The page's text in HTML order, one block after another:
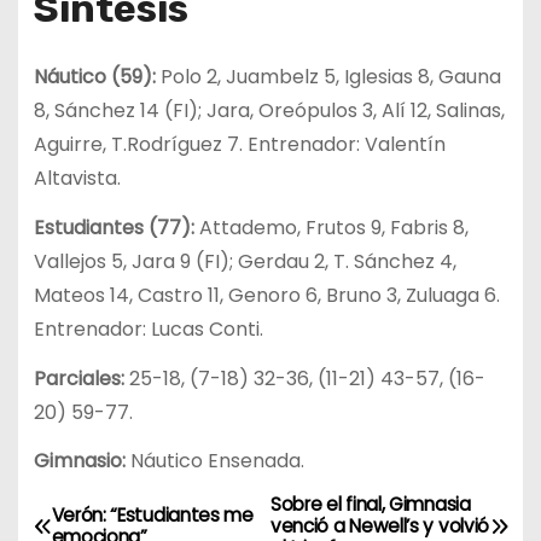
Náutico (59):Polo 2, Juambelz 5, Iglesias 8, Gauna
8, Sánchez 14 (FI); Jara, Oreópulos 3, Alí 12, Salinas,
Aguirre, T.Rodríguez 7. Entrenador: Valentín
Altavista.
Estudiantes (77):Attademo, Frutos 9, Fabris 8,
Vallejos 5, Jara 9 (FI); Gerdau 2, T. Sánchez 4,
Mateos 14, Castro 11, Genoro 6, Bruno 3, Zuluaga 6.
Entrenador: Lucas Conti.
Parciales:25-18, (7-18) 32-36, (11-21) 43-57, (16-
20) 59-77.
Gimnasio:Náutico Ensenada.
N
Sobre el final, Gimnasia
venció a Newell’s y volvió
Verón: “Estudiantes me